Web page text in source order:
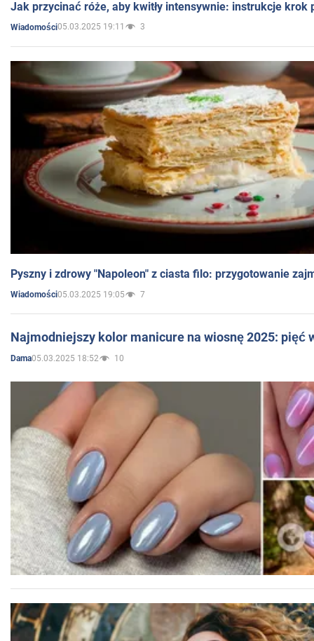
Jak przycinać róże, aby kwitły intensywnie: instrukcje krok
Wiadomości05.03.2025 19:11 3
Pyszny i zdrowy "Napoleon" z ciasta filo: przygotowanie
Wiadomości05.03.2025 19:05 7
Najmodniejszy kolor manicure na wiosnę 2025: pięć
Dama05.03.2025 18:52 10